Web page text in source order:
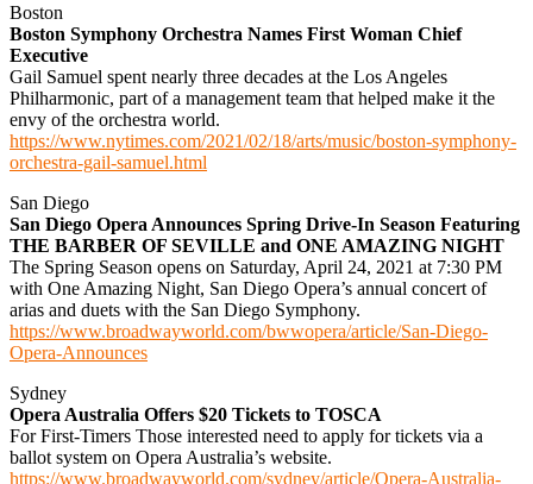
Boston
Boston Symphony Orchestra Names First Woman Chief
Executive
Gail Samuel spent nearly three decades at the Los Angeles
Philharmonic, part of a management team that helped make it the
envy of the orchestra world.
https://www.nytimes.com/2021/02/18/arts/music/boston-symphony-
orchestra-gail-samuel.html
San Diego
San Diego Opera Announces Spring Drive-In Season Featuring
THE BARBER OF SEVILLE and ONE AMAZING NIGHT
The Spring Season opens on Saturday, April 24, 2021 at 7:30 PM
with One Amazing Night, San Diego Opera’s annual concert of
arias and duets with the San Diego Symphony.
https://www.broadwayworld.com/bwwopera/article/San-Diego-
Opera-Announces
Sydney
Opera Australia Offers $20 Tickets to TOSCA
For First-Timers Those interested need to apply for tickets via a
ballot system on Opera Australia’s website.
https://www.broadwayworld.com/sydney/article/Opera-Australia-